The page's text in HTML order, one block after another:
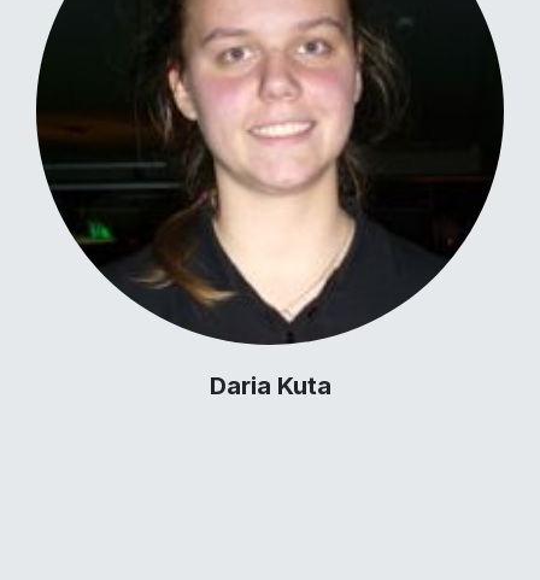
Daria Kuta